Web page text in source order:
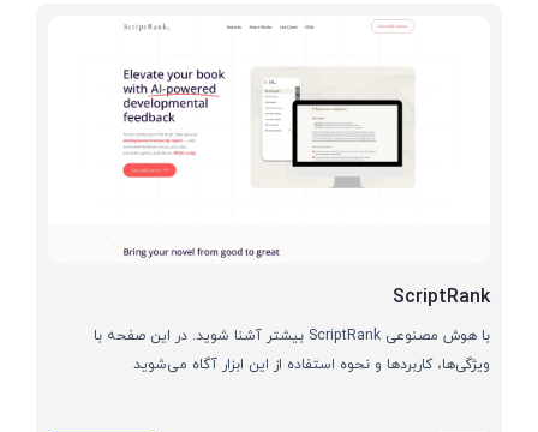
ScriptRank
با هوش مصنوعی ScriptRank بیشتر آشنا شوید. در این صفحه با
ویژگی‌ها، کاربردها و نحوه استفاده از این ابزار آگاه می‌شوید